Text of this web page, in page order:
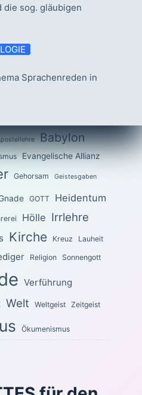
die sog. gläubigen
Sprachenreden in
Babylon
Evangelische Allianz
Gehorsam Geistesgaben
GOTT Heidentum
Hölle Irrlehre
Kirche Kreuz Lauheit
Religion Sonnengott
Verführung
Welt Weltgeist Zeitgeist
Ökumenismus